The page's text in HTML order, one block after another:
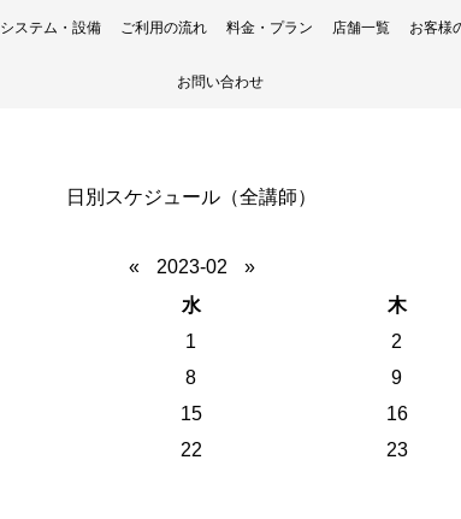
システム・設備 ご利用の流れ 料金・プラン 店舗一覧 お客様
お問い合わせ
日別スケジュール（全講師）
« 2023-02 »
水 木
1
2
8 9
15 16
22 23